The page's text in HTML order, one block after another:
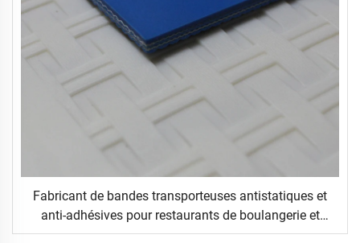
Fabricant de bandes transporteuses antistatiques et
anti-adhésives pour restaurants de boulangerie et
pâtisserie